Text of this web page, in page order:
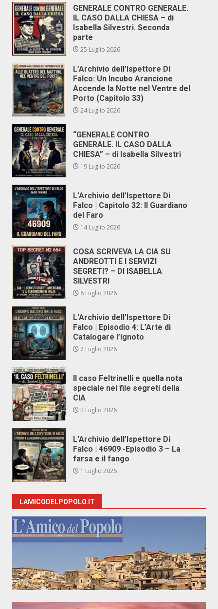
GENERALE CONTRO GENERALE.
IL CASO DALLA CHIESA – di
Isabella Silvestri. Seconda
parte
25 Luglio 2026
L’Archivio dell’Ispettore Di
Falco: Un Incubo Arancione
Accende la Notte nel Ventre del
Porto (Capitolo 33)
24 Luglio 2026
“GENERALE CONTRO
GENERALE. IL CASO DALLA
CHIESA” – di Isabella Silvestri
19 Luglio 2026
L’Archivio dell’Ispettore Di
Falco | Capitolo 32: Il Guardiano
del Faro
14 Luglio 2026
COSA SCRIVEVA LA CIA SU
ANDREOTTI E I SERVIZI
SEGRETI? – DI ISABELLA
SILVESTRI
8 Luglio 2026
L’Archivio dell’Ispettore Di
Falco | Episodio 4: L’Arte di
Catalogare l’Ignoto
7 Luglio 2026
Il caso Feltrinelli e quella nota
speciale nei file segreti della
CIA
2 Luglio 2026
L’Archivio dell’Ispettore Di
Falco | 46909 -Episodio 3 – La
farsa e il fango
1 Luglio 2026
LAMICODELPOPOLO.IT